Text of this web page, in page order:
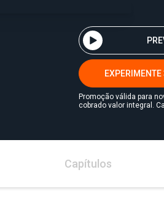
Promoção válida para
cobrado valor integral.
Capítulos